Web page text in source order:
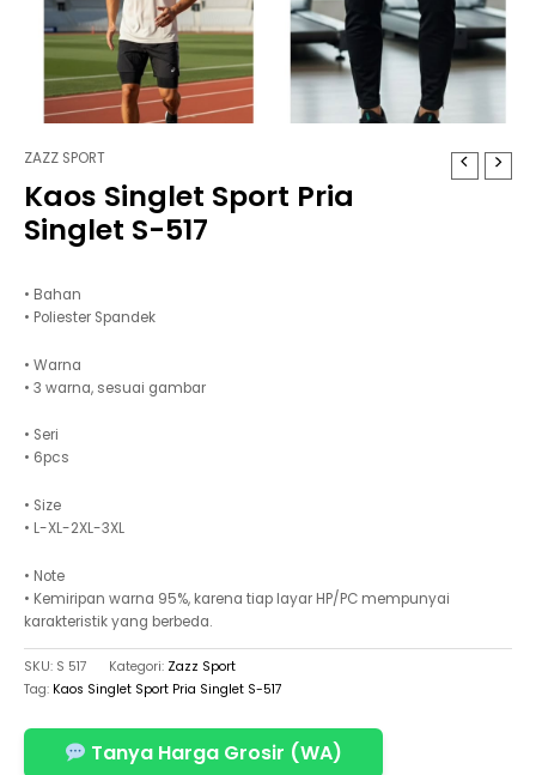
ZAZZ SPORT
Kaos Singlet Sport Pria
Singlet S-517
• Bahan
• Poliester Spandek
• Warna
• 3 warna, sesuai gambar
• Seri
• 6pcs
• Size
• L-XL-2XL-3XL
• Note
• Kemiripan warna 95%, karena tiap layar HP/PC mempunyai
karakteristik yang berbeda.
SKU: S 517 Kategori: Zazz Sport
Tag: Kaos Singlet Sport Pria Singlet S-517
Tanya Harga Grosir (WA)